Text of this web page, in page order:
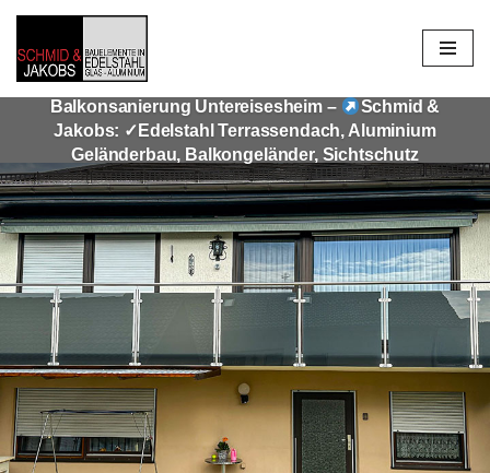
Zum
Inhalt
springenBalkonsanierung Untereisesheim –
Schmid &
Jakobs: ✓Edelstahl Terrassendach, Aluminium
Geländerbau, Balkongeländer, Sichtschutz